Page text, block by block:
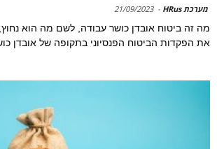
מערכת HRus -
21/09/2023
מה זה ביטוח אובדן כושר עבודה, לשם מה הוא
את הפקדות הביטוח הפנסיוני בתקופה של אובדן